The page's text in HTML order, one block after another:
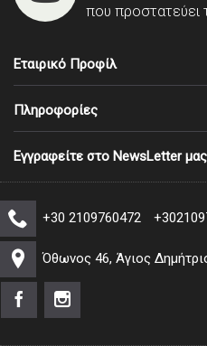
που προστατεύει
Εταιρικό Προφίλ
Πληροφορίες
Εγγραφείτε στο NewsLetter μας
+30 2109760472
Όθωνος 46, Άγιος